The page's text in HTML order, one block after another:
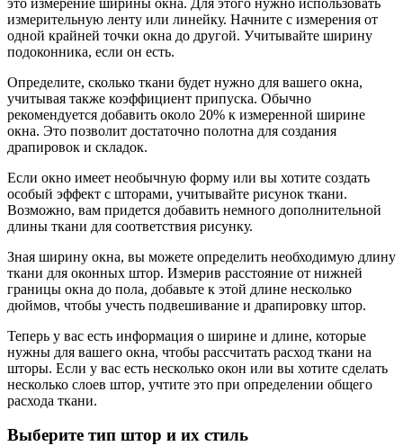
измерительную ленту или линейку. Начните с измерения от
одной крайней точки окна до другой. Учитывайте ширину
подоконника, если он есть.
Определите, сколько ткани будет нужно для вашего окна,
учитывая также коэффициент припуска. Обычно
рекомендуется добавить около 20% к измеренной ширине
окна. Это позволит достаточно полотна для создания
драпировок и складок.
Если окно имеет необычную форму или вы хотите создать
особый эффект с шторами, учитывайте рисунок ткани.
Возможно, вам придется добавить немного дополнительной
длины ткани для соответствия рисунку.
Зная ширину окна, вы можете определить необходимую длину
ткани для оконных штор. Измерив расстояние от нижней
границы окна до пола, добавьте к этой длине несколько
дюймов, чтобы учесть подвешивание и драпировку штор.
Теперь у вас есть информация о ширине и длине, которые
нужны для вашего окна, чтобы рассчитать расход ткани на
шторы. Если у вас есть несколько окон или вы хотите сделать
несколько слоев штор, учтите это при определении общего
расхода ткани.
Выберите тип штор и их стиль